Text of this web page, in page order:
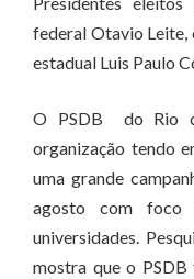
federal Otavio
estadual Luis Paulo
O PSDB do Rio
organização tendo
uma grande
agosto com foco
universidades.
mostra que o